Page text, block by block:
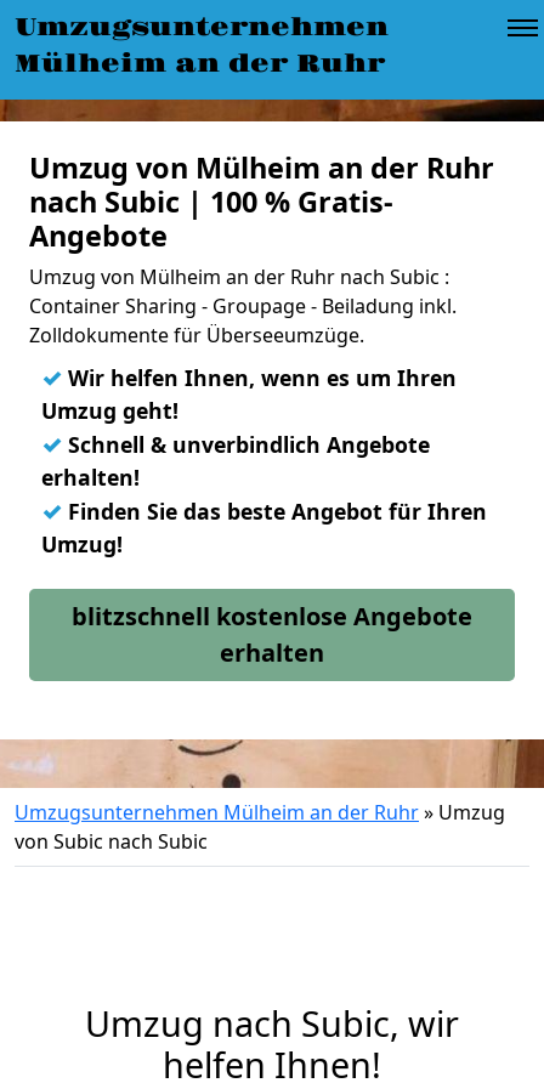
Umzugsunternehmen
Mülheim an der Ruhr
Umzug von Mülheim an der Ruhr
nach Subic | 100 % Gratis-
Angebote
Umzug von Mülheim an der Ruhr nach Subic :
Container Sharing - Groupage - Beiladung inkl.
Zolldokumente für Überseeumzüge.
✓ Wir helfen Ihnen, wenn es um Ihren
Umzug geht!
✓ Schnell & unverbindlich Angebote
erhalten!
✓ Finden Sie das beste Angebot für Ihren
Umzug!
blitzschnell kostenlose Angebote
erhalten
Umzugsunternehmen Mülheim an der Ruhr» Umzug
von Subic nach Subic
Umzug nach Subic, wir
helfen Ihnen!